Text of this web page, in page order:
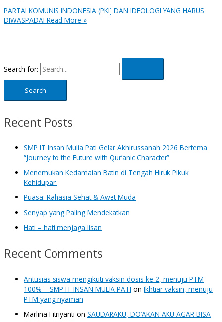
PARTAI KOMUNIS INDONESIA (PKI) DAN IDEOLOGI YANG HARUS
DIWASPADAI Read More »
Search for:
Recent Posts
SMP IT Insan Mulia Pati Gelar Akhirussanah 2026 Bertema
“Journey to the Future with Qur’anic Character”
Menemukan Kedamaian Batin di Tengah Hiruk Pikuk
Kehidupan
Puasa: Rahasia Sehat & Awet Muda
Senyap yang Paling Mendekatkan
Hati – hati menjaga lisan
Recent Comments
Antusias siswa mengikuti vaksin dosis ke 2, menuju PTM
100% – SMP IT INSAN MULIA PATI on Ikhtiar vaksin, menuju
PTM yang nyaman
Marlina Fitriyanti on SAUDARAKU, DO’AKAN AKU AGAR BISA